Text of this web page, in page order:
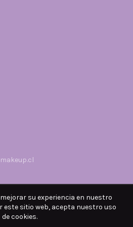
su experiencia en nuestro
este sitio web, acepta nuestro uso
de cookies.